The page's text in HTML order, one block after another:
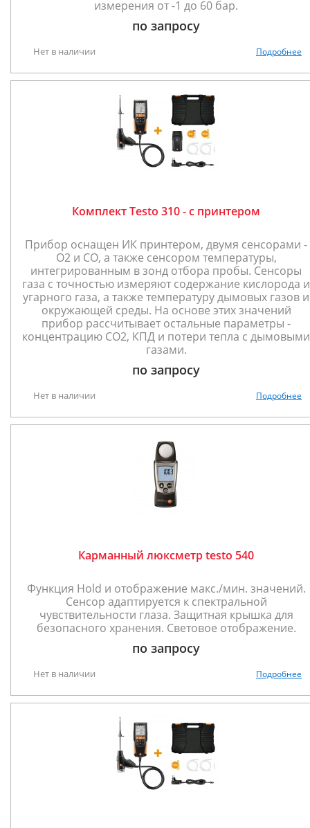
измерения от -1 до 60 бар.
по запросу
Нет в наличии Подробнее
Комплект Testo 310 - с принтером
Прибор оснащен ИК принтером, двумя сенсорами -
O2 и CO, а также сенсором температуры,
интегрированным в зонд отбора пробы. Сенсоры
газа с точностью измеряют содержание кислорода и
угарного газа, а также температуру дымовых газов и
окружающей среды. На основе этих значений
прибор рассчитывает остальные параметры -
концентрацию CO2, КПД и потери тепла с дымовыми
газами.
по запросу
Нет в наличии Подробнее
Карманный люксметр testo 540
Функция Hold и отображение макс./мин. значений.
Сенсор адаптируется к спектральной
чувствительности глаза. Защитная крышка для
безопасного хранения. Световое отображение.
по запросу
Нет в наличии Подробнее